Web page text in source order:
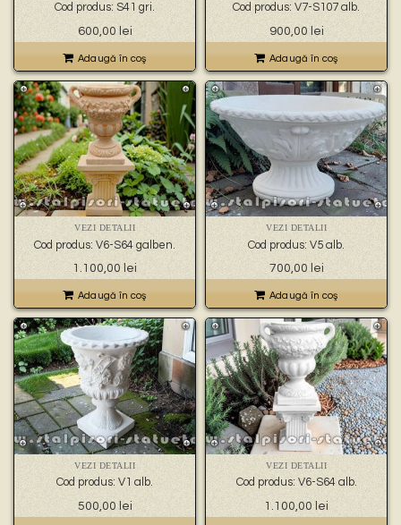
Cod produs: S41 gri.
600,00 lei
Adaugă în coş
Cod produs: V7-S107 alb.
900,00 lei
Adaugă în coş
VEZI DETALII
Cod produs: V6-S64 galben.
1.100,00 lei
Adaugă în coş
VEZI DETALII
Cod produs: V5 alb.
700,00 lei
Adaugă în coş
VEZI DETALII
Cod produs: V1 alb.
500,00 lei
VEZI DETALII
Cod produs: V6-S64 alb.
1.100,00 lei